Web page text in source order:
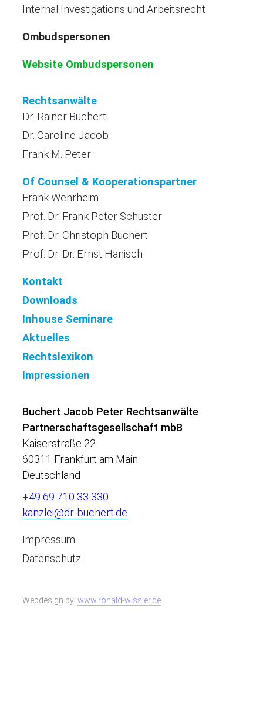
Internal Investigations und Arbeitsrecht
Ombudspersonen
Website Ombudspersonen
Rechtsanwälte
Dr. Rainer Buchert
Dr. Caroline Jacob
Frank M. Peter
Of Counsel & Kooperationspartner
Frank Wehrheim
Prof. Dr. Frank Peter Schuster
Prof. Dr. Christoph Buchert
Prof. Dr. Dr. Ernst Hanisch
Kontakt
Downloads
Inhouse Seminare
Aktuelles
Rechtslexikon
Impressionen
Buchert Jacob Peter Rechtsanwälte
Partnerschaftsgesellschaft mbB
Kaiserstraße 22
60311 Frankfurt am Main
Deutschland
+49 69 710 33 330
kanzlei@dr-buchert.de
Impressum
Datenschutz
Webdesign by: www.ronald-wissler.de